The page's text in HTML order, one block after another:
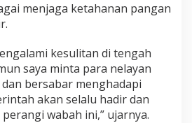
menjaga ketahanan pangan
kesulitan di tengah
saya minta para nelayan
bersabar menghadapi
akan selalu hadir dan
wabah ini,” ujarnya.